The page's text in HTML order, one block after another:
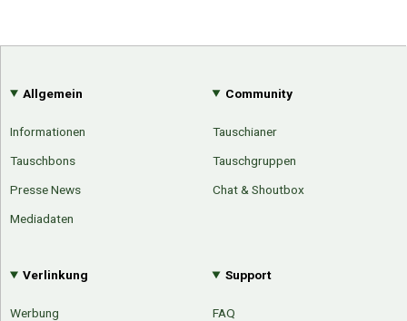
Allgemein
Informationen
Tauschbons
Presse News
Mediadaten
Community
Tauschianer
Tauschgruppen
Chat & Shoutbox
Verlinkung
Werbung
Support
FAQ